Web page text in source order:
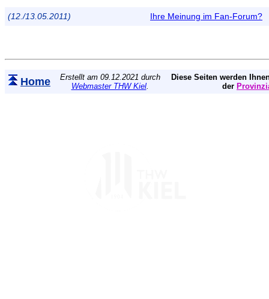
(12./13.05.2011) Ihre Meinung im Fan-Forum?
Home
Erstellt am 09.12.2021 durch
Webmaster THW Kiel.
Diese Seiten werden
der